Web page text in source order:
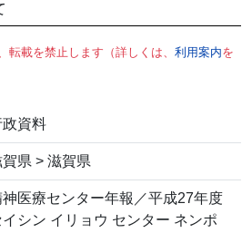
転載を禁止します（詳しくは、 利用案内を
政資料
県 > 滋賀県
神医療センター年報／平成27年度
イシン イリョウ センター ネンポ